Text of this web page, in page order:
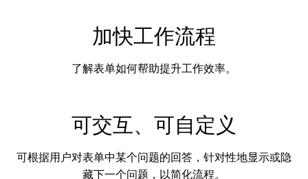
加快工作流程
了解表单如何帮助提升工作效率。
可交互、可自定义
可根据用户对表单中某个问题的回答，针对性地显示或隐
藏下一个问题，以简化流程。